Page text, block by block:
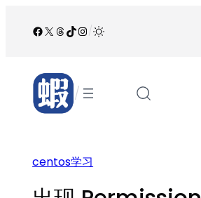
Facebook
X Threads
TikTok
Instagram
/
/
centos学习